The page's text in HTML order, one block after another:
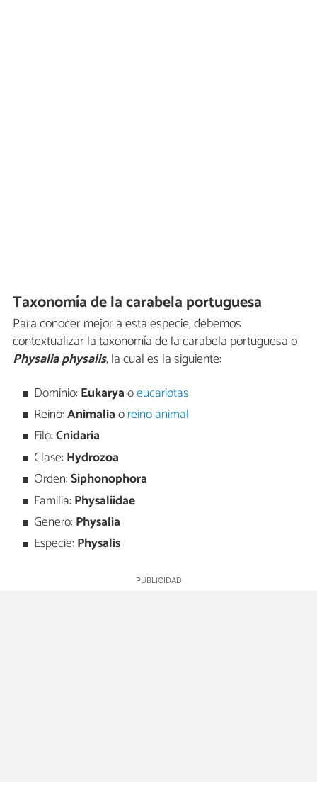
Taxonomía de la carabela portuguesa
Para conocer mejor a esta especie, debemos
contextualizar la taxonomía de la carabela portuguesa o
Physalia physalis, la cual es la siguiente:
Dominio: Eukaryaoeucariotas
Reino:Animaliaoreino animal
Filo:Cnidaria
Clase: Hydrozoa
Orden:Siphonophora
Familia: Physaliidae
Género: Physalia
Especie: Physalis